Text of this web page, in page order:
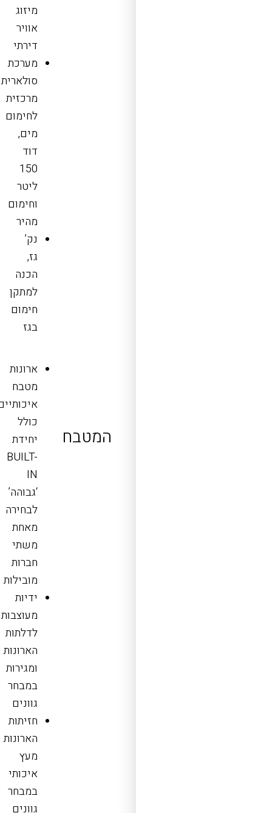
מיזוג
אוויר
דירתי
מערכת
סולארית
מרכזית
לחימום
מים,
דוד
150
ליטר
וחימום
מהיר
נק’
גז,
הכנה
למתקן
חימום
בגז
המטבח
ארונות
מטבח
כולל
יחידת
BUILT-
IN
‘גבוהה’
לבחירה
מאחת
משתי
חברות
מובילות
ידיות
מעוצבות
לדלתות
הארונות
ומגירות
במבחר
גוונים
חזיתות
הארונות
מעץ
איכותי
במבחר
גוונים